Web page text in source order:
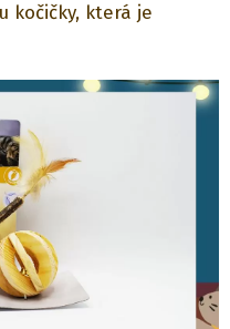
kočičky, která je